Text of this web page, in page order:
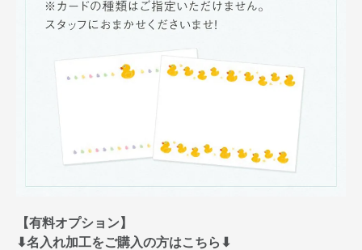
【有料オプション】
⬇︎名入れ加工をご購入の方はこちら⬇︎